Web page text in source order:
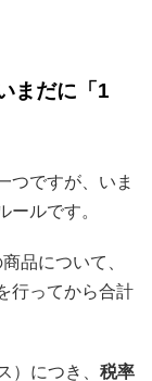
まだに「1
つですが、いま
ールです。
品について、
行ってから合計
）につき、 税率